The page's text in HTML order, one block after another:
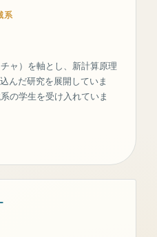
系
ャ）を軸とし、新計算原理
んだ研究を展開していま
の学生を受け入れていま